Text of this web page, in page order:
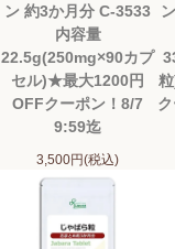
ン 約3か月分 C-3533
内容量
22.5g(250mg×90カプ
セル)★最大1200円
OFFクーポン！8/7
9:59迄
3,500円(税込)